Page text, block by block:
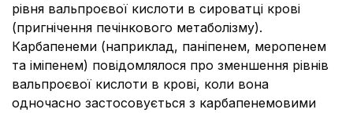
рівня вальпроєвої кислоти в сироватці крові
(пригнічення печінкового метаболізму).
Карбапенеми (наприклад, паніпенем, меропенем
та іміпенем) повідомлялося про зменшення рівнів
вальпроєвої кислоти в крові, коли вона
одночасно застосовується з карбапенемовими